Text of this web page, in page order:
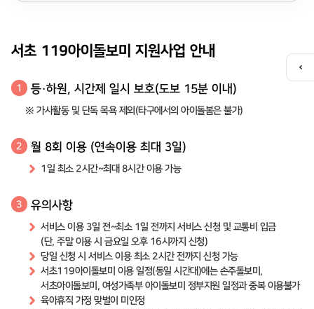
서초 119아이돌보미 지원사업 안내
1 등·하원, 시간제 일시 보호(도보 15분 이내)
※ 가사활동 및 단독 목욕 제외(타구에서의 아이돌봄은 불가)
2 월 8회 이용 (연속이용 최대 3일)
1일 최소 2시간~최대 8시간 이용 가능
3 유의사항
서비스 이용 3일 전~최소 1일 전까지 서비스 신청 및 교통비 입금
(단, 주말 이용 시 금요일 오후 16시까지 신청)
당일 신청 시 서비스 이용 최소 2시간 전까지 신청 가능
서초119아이돌보미 이용 일정(동일 시간대)에는 손주돌보미,
서초아이돌보미, 여성가족부 아이돌보미 정부지원 일정과 중복 이용불가
육아휴직 가정 맞벌이 미인정
퀵
메